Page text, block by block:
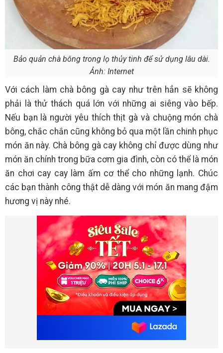
Bảo quản chà bông trong lọ thủy tinh để sử dụng lâu dài.
Ảnh: Internet
Với cách làm chà bông gà cay như trên hẳn sẽ không
phải là thử thách quá lớn với những ai siêng vào bếp.
Nếu bạn là người yêu thích thịt gà và chuộng món chà
bông, chắc chắn cũng không bỏ qua một lần chinh phục
món ăn này. Chà bông gà cay không chỉ được dùng như
món ăn chính trong bữa cơm gia đình, còn có thể là món
ăn chơi cay cay làm ấm cơ thể cho những lạnh. Chúc
các bạn thành công thật dễ dàng với món ăn mang đậm
hương vị này nhé.